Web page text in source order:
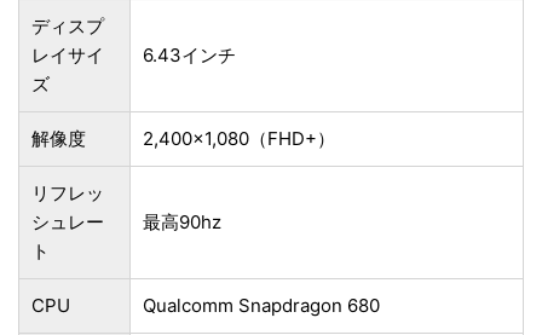
ディスプ
レイサイ
ズ
6.43インチ
解像度 2,400×1,080（FHD+）
リフレッ
シュレー
ト
最高90hz
CPU Qualcomm Snapdragon 680